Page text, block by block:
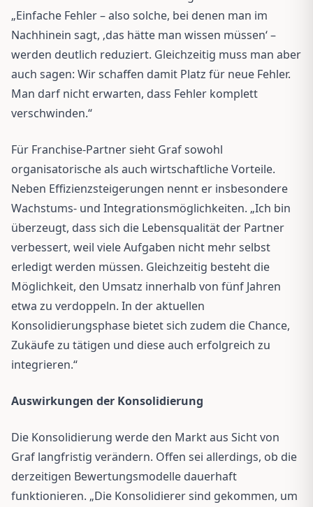
„Einfache Fehler – also solche, bei denen man im
Nachhinein sagt, ‚das hätte man wissen müssen‘ –
werden deutlich reduziert. Gleichzeitig muss man aber
auch sagen: Wir schaffen damit Platz für neue Fehler.
Man darf nicht erwarten, dass Fehler komplett
verschwinden.“
Für Franchise-Partner sieht Graf sowohl
organisatorische als auch wirtschaftliche Vorteile.
Neben Effizienzsteigerungen nennt er insbesondere
Wachstums- und Integrationsmöglichkeiten. „Ich bin
überzeugt, dass sich die Lebensqualität der Partner
verbessert, weil viele Aufgaben nicht mehr selbst
erledigt werden müssen. Gleichzeitig besteht die
Möglichkeit, den Umsatz innerhalb von fünf Jahren
etwa zu verdoppeln. In der aktuellen
Konsolidierungsphase bietet sich zudem die Chance,
Zukäufe zu tätigen und diese auch erfolgreich zu
integrieren.“
Auswirkungen der Konsolidierung
Die Konsolidierung werde den Markt aus Sicht von
Graf langfristig verändern. Offen sei allerdings, ob die
derzeitigen Bewertungsmodelle dauerhaft
funktionieren. „Die Konsolidierer sind gekommen, um